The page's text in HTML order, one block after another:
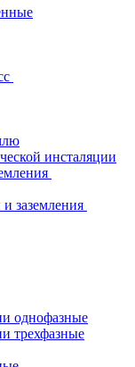
инсталяции
заземления
однофазные
трехфазные